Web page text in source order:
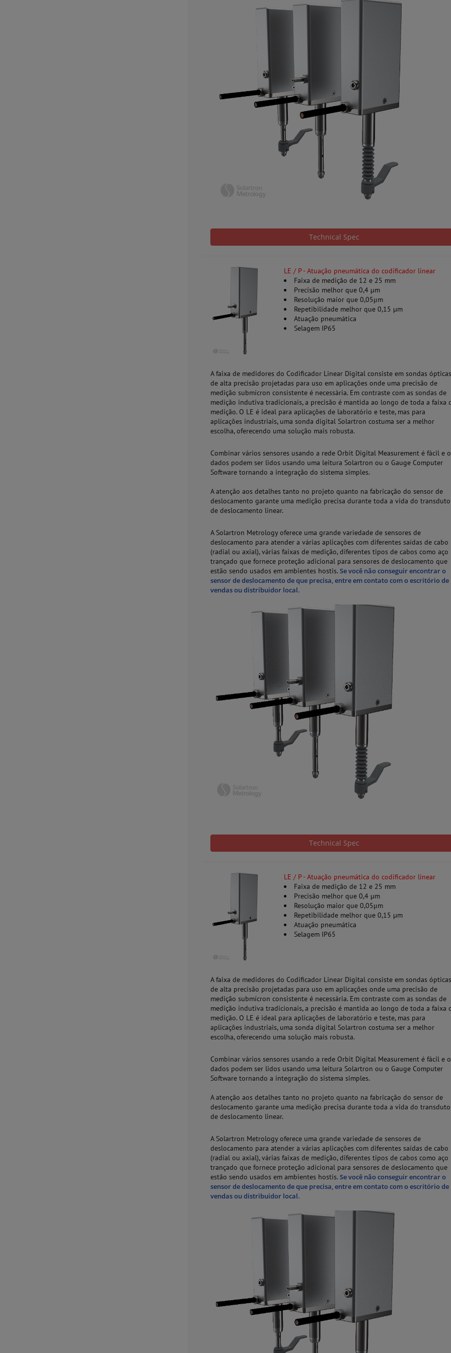
Technical Spec
LE / P - Atuação pneumática do codificador linear
Faixa de medição de 12 e 25 mm
Precisão melhor que 0,4 µm
Resolução maior que 0,05μm
Repetibilidade melhor que 0,15 µm
Atuação pneumática
Selagem IP65
A faixa de medidores do Codificador Linear Digital consiste em sondas
de alta precisão projetadas para uso em aplicações onde uma precisão de
medição submícron consistente é necessária. Em contraste com as sondas de
medição indutiva tradicionais, a precisão é mantida ao longo de toda a faixa
medição. O LE é ideal para aplicações de laboratório e teste, mas para
aplicações industriais, uma sonda digital Solartron costuma ser a melhor
escolha, oferecendo uma solução mais robusta.
Combinar vários sensores usando a rede Orbit Digital Measurement é fácil e
dados podem ser lidos usando uma leitura Solartron ou o Gauge Computer
Software tornando a integração do sistema simples.
A atenção aos detalhes tanto no projeto quanto na fabricação do sensor de
deslocamento garante uma medição precisa durante toda a vida do
de deslocamento linear.
A Solartron Metrology oferece uma grande variedade de sensores de
deslocamento para atender a várias aplicações com diferentes saídas de cabo
(radial ou axial), várias faixas de medição, diferentes tipos de cabos como aço
trançado que fornece proteção adicional para sensores de deslocamento que
estão sendo usados em ambientes hostis.Se você não conseguir encontrar o
sensor de deslocamento de que precisa, entre em contato com o escritório de
vendas ou distribuidor local.
Technical Spec
LE / P - Atuação pneumática do codificador linear
Faixa de medição de 12 e 25 mm
Precisão melhor que 0,4 µm
Resolução maior que 0,05μm
Repetibilidade melhor que 0,15 µm
Atuação pneumática
Selagem IP65
A faixa de medidores do Codificador Linear Digital consiste em sondas
de alta precisão projetadas para uso em aplicações onde uma precisão de
medição submícron consistente é necessária. Em contraste com as sondas de
medição indutiva tradicionais, a precisão é mantida ao longo de toda a faixa
medição. O LE é ideal para aplicações de laboratório e teste, mas para
aplicações industriais, uma sonda digital Solartron costuma ser a melhor
escolha, oferecendo uma solução mais robusta.
Combinar vários sensores usando a rede Orbit Digital Measurement é fácil e
dados podem ser lidos usando uma leitura Solartron ou o Gauge Computer
Software tornando a integração do sistema simples.
A atenção aos detalhes tanto no projeto quanto na fabricação do sensor de
deslocamento garante uma medição precisa durante toda a vida do
de deslocamento linear.
A Solartron Metrology oferece uma grande variedade de sensores de
deslocamento para atender a várias aplicações com diferentes saídas de cabo
(radial ou axial), várias faixas de medição, diferentes tipos de cabos como aço
trançado que fornece proteção adicional para sensores de deslocamento que
estão sendo usados em ambientes hostis.Se você não conseguir encontrar o
sensor de deslocamento de que precisa, entre em contato com o escritório de
vendas ou distribuidor local.